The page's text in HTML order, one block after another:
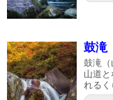
鼓滝
鼓滝
山道
れるく